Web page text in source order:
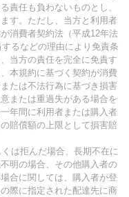
責任も負わないものとし、
す。ただし、当方と利用者
消費者契約法（平成12年法
るなどの理由により免責条
当方の責任を完全に免責す
本規約に基づく契約が消費
たは不法行為に基づき損害
または重過失がある場合を
年間に利用者または購入者
賠償額の上限として損害賠
は拒んだ場合、長期不在に
明の場合、その他購入者の
合に関しては、購入者が登
際に指定された配達先に商